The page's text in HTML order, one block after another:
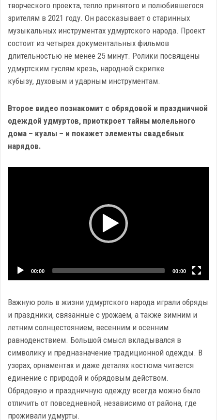
творческого проекта, тепло принятого и полюбившегося
зрителям в 2021 году. Он рассказывает о старинных
музыкальных инструментах удмуртского народа. Проект
состоит из четырех документальных фильмов
длительностью не менее 25 минут. Ролики посвящены
удмуртским гуслям крезь, народной скрипке
кубызу, духовым и ударным инструментам.
Второе видео познакомит с обрядовой и праздничной
одеждой удмуртов, приоткроет тайны молельного
дома – куалы – и покажет элементы свадебных
нарядов.
00:00 00:00
Важную роль в жизни удмуртского народа играли обряды
и праздники, связанные с урожаем, а также зимним и
летним солнцестоянием, весенним и осенним
равноденствием. Большой смысл вкладывался в
символику и предназначение традиционной одежды. В
узорах, орнаментах и даже деталях костюма читается
единение с природой и обрядовым действом.
Обрядовую и праздничную одежду всегда можно было
отличить от повседневной, независимо от района, где
проживали удмурты.